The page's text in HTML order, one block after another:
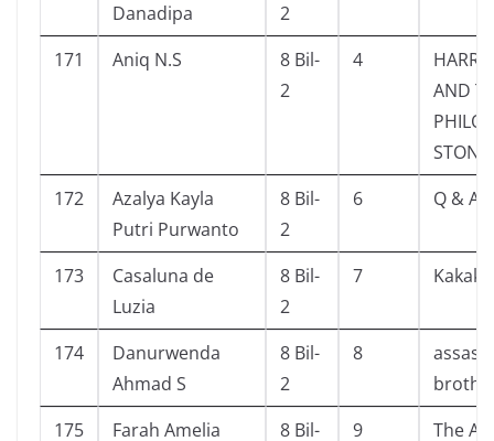
Danadipa
2
171 Aniq N.S
8 Bil-
2
4
AND
STONE
172
Azalya Kayla
Putri Purwanto
8 Bil-
2
6 Q & A
173
Casaluna de
Luzia
8 Bil-
2
7 Kakak
174
Danurwenda
Ahmad S
8 Bil-
2
8
175
Farah Amelia 8 Bil- 9 The